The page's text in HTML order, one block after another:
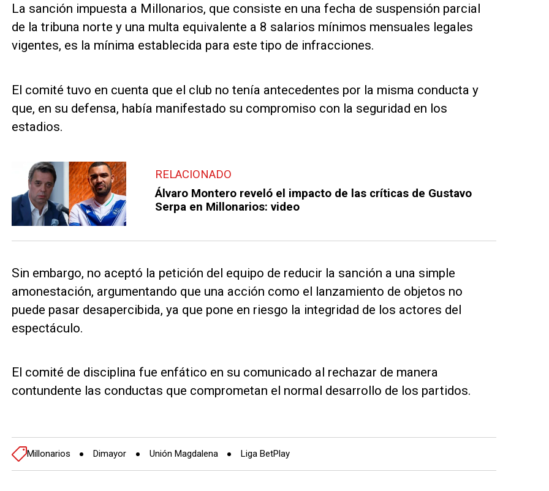
La sanción impuesta a Millonarios, que consiste en una fecha de suspensión parcial
de la tribuna norte y una multa equivalente a 8 salarios mínimos mensuales legales
vigentes, es la mínima establecida para este tipo de infracciones.
El comité tuvo en cuenta que el club no tenía antecedentes por la misma conducta y
que, en su defensa, había manifestado su compromiso con la seguridad en los
estadios.
RELACIONADO
Álvaro Montero reveló el impacto de las críticas de Gustavo
Serpa en Millonarios: video
Sin embargo, no aceptó la petición del equipo de reducir la sanción a una simple
amonestación, argumentando que una acción como el lanzamiento de objetos no
puede pasar desapercibida, ya que pone en riesgo la integridad de los actores del
espectáculo.
El comité de disciplina fue enfático en su comunicado al rechazar de manera
contundente las conductas que comprometan el normal desarrollo de los partidos.
Millonarios Dimayor Unión Magdalena Liga BetPlay